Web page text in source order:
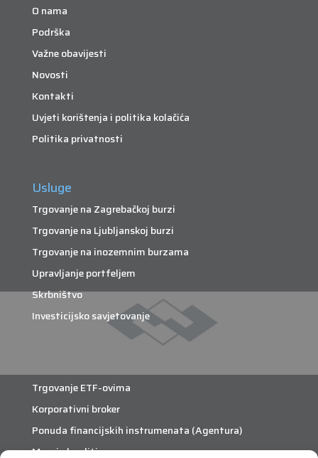
O nama
Podrška
Važne obavijesti
Novosti
Kontakti
Uvjeti korištenja i politika kolačića
Politika privatnosti
Usluge
Trgovanje na Zagrebačkoj burzi
Trgovanje na Ljubljanskoj burzi
Trgovanje na inozemnim burzama
Upravljanje portfeljem
Skrbništvo
Investicijsko savjetovanje
Trgovanje ETF-ovima
Korporativni broker
Ponuda financijskih instrumenata (Agentura)
Margin krediti